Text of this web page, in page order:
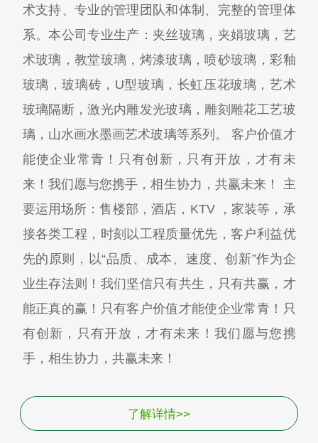
术支持、专业的管理团队和体制、完整的管理体
系。本公司专业生产：夹丝玻璃，夹娟玻璃，艺
术玻璃，教堂玻璃，烤漆玻璃，喷砂玻璃，彩釉
玻璃，玻璃砖，U型玻璃，长虹压花玻璃，艺术
玻璃隔断，激光内雕发光玻璃，雕刻雕花工艺玻
璃，山水画水墨画艺术玻璃等系列。 客户价值才
能使企业常青！只有创新，只有开放，才有未
来！我们愿与您携手，相生协力，共赢未来！ 主
要运用场所：售楼部，酒店，KTV ，家装等，承
接各类工程，时刻以工程质量优先，客户利益优
先的原则，以“品质、成本、速度、创新”作为企
业生存法则！我们坚信只有共生，只有共赢，才
能正真的赢！只有客户价值才能使企业常青！只
有创新，只有开放，才有未来！我们愿与您携
手，相生协力，共赢未来！
了解详情>>